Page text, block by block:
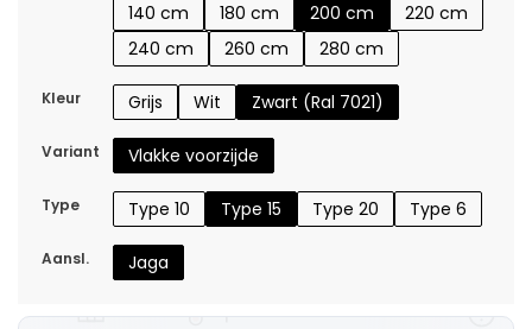
140 cm
180 cm 200 cm
220 cm
240 cm
260 cm 280 cm
Kleur Grijs Wit Zwart (Ral 7021)
Variant Vlakke voorzijde
Type Type 10 Type 15 Type 20 Type 6
Aansl. Jaga